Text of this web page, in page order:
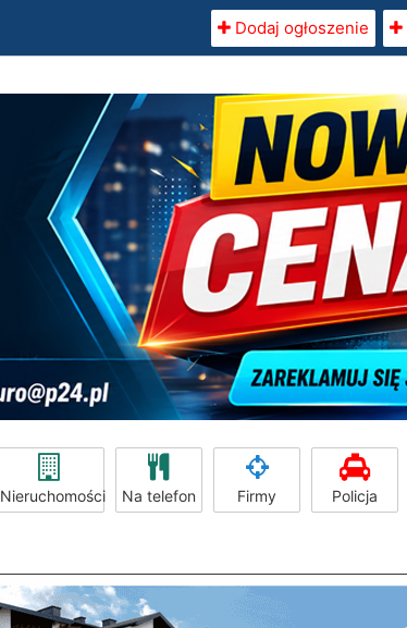
Dodaj ogłoszenie
Nieruchomości Na telefon Firmy Policja